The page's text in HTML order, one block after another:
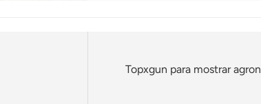
Topxgun para mostrar